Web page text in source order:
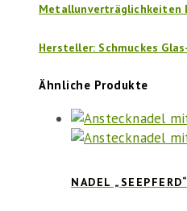
Metallunverträglichkeiten
Hersteller: Schmuckes
Ähnliche Produkte
NADEL „SEEPFERD“